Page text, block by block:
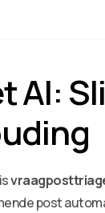
AI:
post